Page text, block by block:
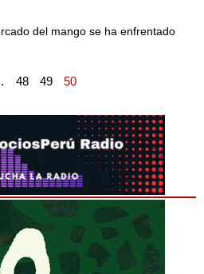
del mango se ha enfrentado
48 49 50